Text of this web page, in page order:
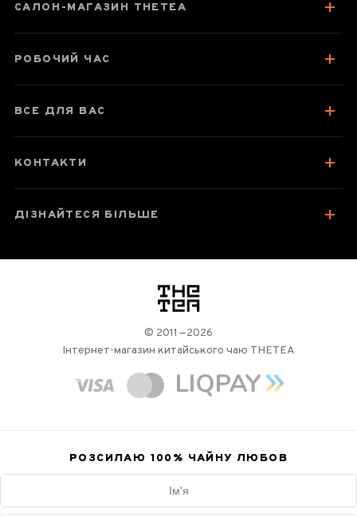
Про чай
САЛОН-МАГАЗИН THETEA
РОБОЧИЙ ЧАС
ВСЕ ДЛЯ ВАС
КОНТАКТИ
ДІЗНАЙТЕСЯ БІЛЬШЕ
логотип
© 2011—2026
Інтернет-магазин китайського чаю THETEA
РОЗСИЛАЮ 100% ЧАЙНУ ЛЮБОВ